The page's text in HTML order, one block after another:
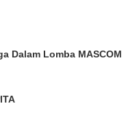
Dalam Lomba MASCOM